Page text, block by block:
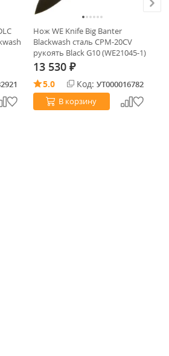
Нож WE Knife Big Banter
Blackwash сталь CPM-20CV
рукоять Black G10 (WE21045-1)
13 530 ₽
5.0 Код: УТ000016782
В корзину